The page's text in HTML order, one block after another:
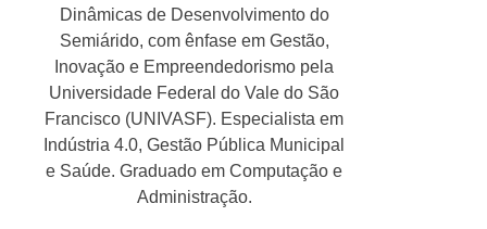
Dinâmicas de Desenvolvimento do
Semiárido, com ênfase em Gestão,
Inovação e Empreendedorismo pela
Universidade Federal do Vale do São
Francisco (UNIVASF). Especialista em
Indústria 4.0, Gestão Pública Municipal
e Saúde. Graduado em Computação e
Administração.